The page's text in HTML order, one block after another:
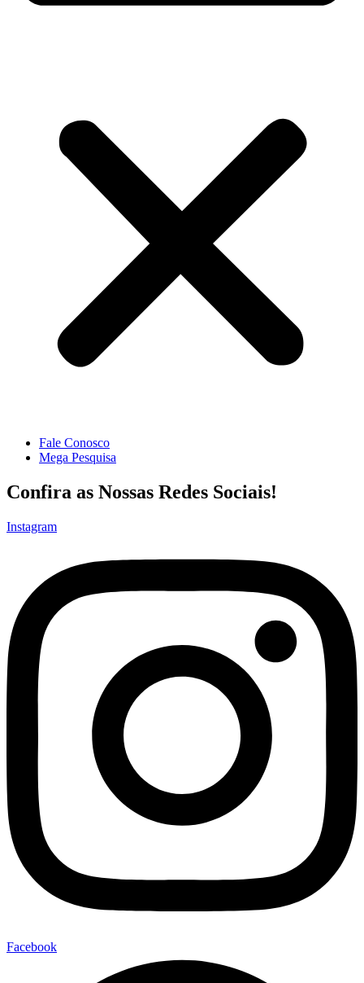
Fale Conosco
Mega Pesquisa
Confira as Nossas Redes Sociais!
Instagram
Facebook